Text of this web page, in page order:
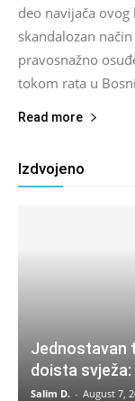
deo navijača
skandalozan
pravosnažno
tokom rata u
Read more
Izdvojeno
Jednostavan
doista
Salim D. - August 7,